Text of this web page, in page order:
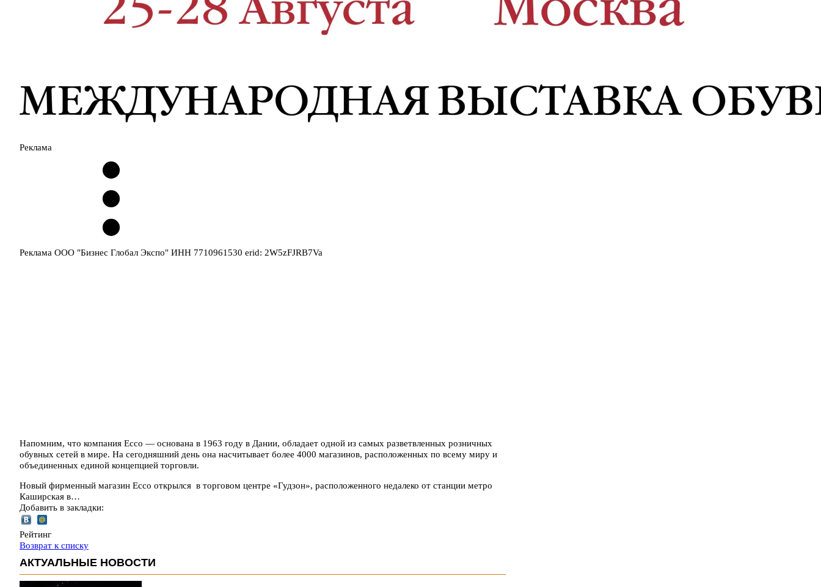
Реклама
Реклама ООО "Бизнес Глобал Экспо" ИНН 7710961530 erid: 2W5zFJRB7Va
Напомним, что компания Ессо — основана в 1963 году в Дании, обладает одной из самых разветвленных розничных
обувных сетей в мире. На сегодняшний день она насчитывает более 4000 магазинов, расположенных по всему миру и
объединенных единой концепцией торговли.
Новый фирменный магазин Ecco открылся в торговом центре «Гудзон», расположенного недалеко от станции метро
Каширская в…
Добавить в закладки:
Рейтинг
Возврат к списку
АКТУАЛЬНЫЕ НОВОСТИ